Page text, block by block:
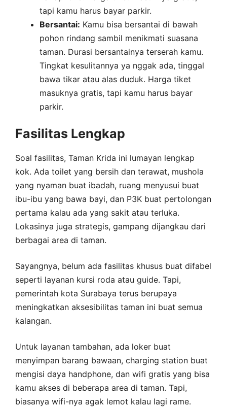
tapi kamu harus bayar parkir.
Bersantai: Kamu bisa bersantai di bawah
pohon rindang sambil menikmati suasana
taman. Durasi bersantainya terserah kamu.
Tingkat kesulitannya ya nggak ada, tinggal
bawa tikar atau alas duduk. Harga tiket
masuknya gratis, tapi kamu harus bayar
parkir.
Fasilitas Lengkap
Soal fasilitas, Taman Krida ini lumayan lengkap
kok. Ada toilet yang bersih dan terawat, mushola
yang nyaman buat ibadah, ruang menyusui buat
ibu-ibu yang bawa bayi, dan P3K buat pertolongan
pertama kalau ada yang sakit atau terluka.
Lokasinya juga strategis, gampang dijangkau dari
berbagai area di taman.
Sayangnya, belum ada fasilitas khusus buat difabel
seperti layanan kursi roda atau guide. Tapi,
pemerintah kota Surabaya terus berupaya
meningkatkan aksesibilitas taman ini buat semua
kalangan.
Untuk layanan tambahan, ada loker buat
menyimpan barang bawaan, charging station buat
mengisi daya handphone, dan wifi gratis yang bisa
kamu akses di beberapa area di taman. Tapi,
biasanya wifi-nya agak lemot kalau lagi rame.